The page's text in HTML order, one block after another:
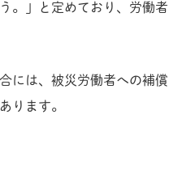
。」と定めており、労働者
には、被災労働者への補償
ります。